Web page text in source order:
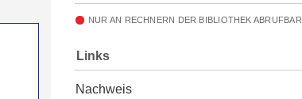
NUR AN RECHNERN DER BIBLIOTHEK ABRUFBAR
Links
Nachweis